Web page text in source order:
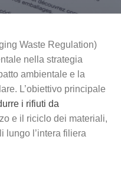
Waste Regulation)
nella strategia
ambientale e la
L’obiettivo principale
i rifiuti da
e il riciclo dei materiali,
lungo l’intera filiera